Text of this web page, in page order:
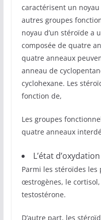
caractérisent un
autres groupes
noyau d’un stéroïde a
composée de quatre
quatre anneaux
anneau de
cyclohexane. Les
fonction de,
Les groupes
quatre anneaux
L’état
Parmi les stéroïdes
œstrogènes, le
testostérone.
D’autre part, les